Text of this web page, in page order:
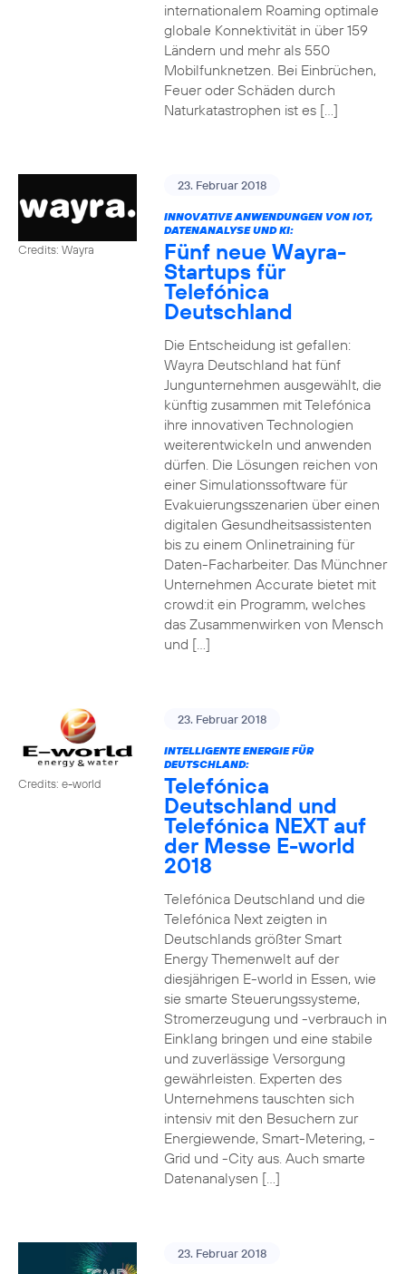
internationalem Roaming optimale
globale Konnektivität in über 159
Ländern und mehr als 550
Mobilfunknetzen. Bei Einbrüchen,
Feuer oder Schäden durch
Naturkatastrophen ist es […]
Credits: Wayra
23. Februar 2018
INNOVATIVE ANWENDUNGEN VON IOT,
DATENANALYSE UND KI:
Fünf neue Wayra-
Startups für
Telefónica
Deutschland
Die Entscheidung ist gefallen:
Wayra Deutschland hat fünf
Jungunternehmen ausgewählt, die
künftig zusammen mit Telefónica
ihre innovativen Technologien
weiterentwickeln und anwenden
dürfen. Die Lösungen reichen von
einer Simulationssoftware für
Evakuierungsszenarien über einen
digitalen Gesundheitsassistenten
bis zu einem Onlinetraining für
Daten-Facharbeiter. Das Münchner
Unternehmen Accurate bietet mit
crowd:it ein Programm, welches
das Zusammenwirken von Mensch
und […]
Credits: e-world
23. Februar 2018
INTELLIGENTE ENERGIE FÜR
DEUTSCHLAND:
Telefónica
Deutschland und
Telefónica NEXT auf
der Messe E-world
2018
Telefónica Deutschland und die
Telefónica Next zeigten in
Deutschlands größter Smart
Energy Themenwelt auf der
diesjährigen E-world in Essen, wie
sie smarte Steuerungssysteme,
Stromerzeugung und -verbrauch in
Einklang bringen und eine stabile
und zuverlässige Versorgung
gewährleisten. Experten des
Unternehmens tauschten sich
intensiv mit den Besuchern zur
Energiewende, Smart-Metering, -
Grid und -City aus. Auch smarte
Datenanalysen […]
23. Februar 2018